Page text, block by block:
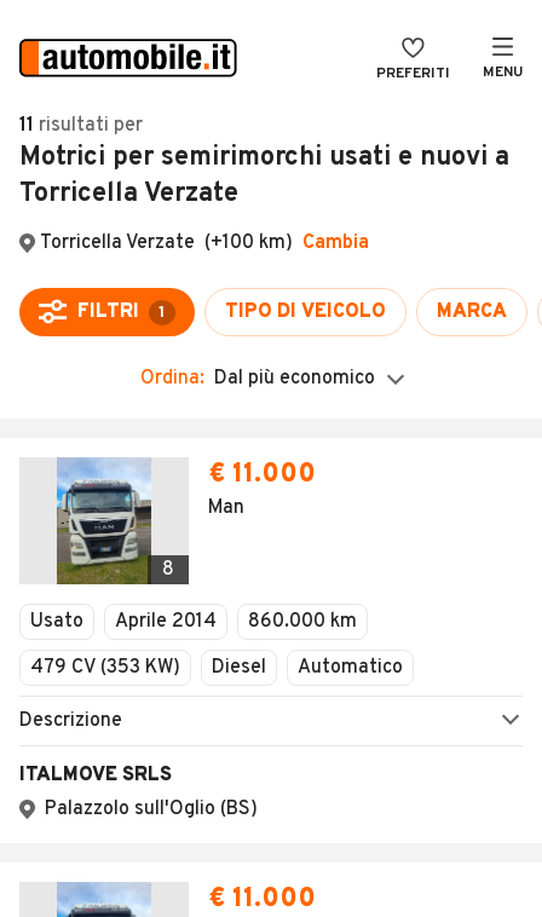
PREFERITI MENU
Auto
Auto usate
Auto Km 0
Auto Nuove
Moto
Camper
Veicoli Commerciali
Concessionari
VENDI
MAGAZINE
ACCEDI
11 risultati per
Motrici per semirimorchi usati e nuovi a
Torricella Verzate
Torricella Verzate (+100 km) Cambia
FILTRI 1 TIPO DI VEICOLO MARCA
Ordina: Dal più economico
8
€ 11.000
Man
Usato Aprile 2014
860.000 km
479 CV (353 KW)
Diesel Automatico
Descrizione
ITALMOVE SRLS
Palazzolo sull'Oglio (BS)
€ 11.000